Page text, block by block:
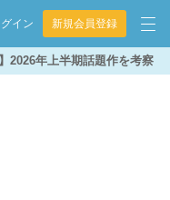
グイン 新規会員登録
2026年上半期話題作を考察